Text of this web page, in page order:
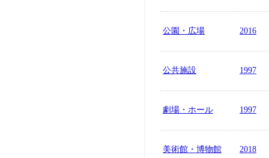
公園・広場 2016
公共施設 1997
劇場・ホール 1997
美術館・博物館 2018